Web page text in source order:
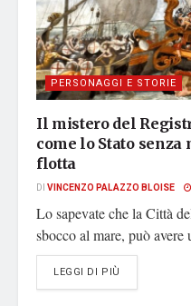
PERSONAGGI E STORIE
Il mistero del
come lo Stato senza
flotta
DI VINCENZO PALAZZO BLOISE
Lo sapevate che la Città
sbocco al mare, può
LEGGI DI PIÙ